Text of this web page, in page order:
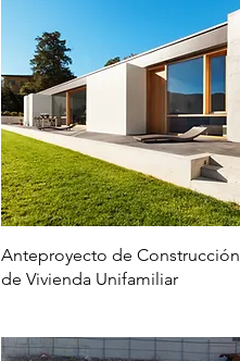
Vista rápida
Anteproyecto de Construcción
de Vivienda Unifamiliar